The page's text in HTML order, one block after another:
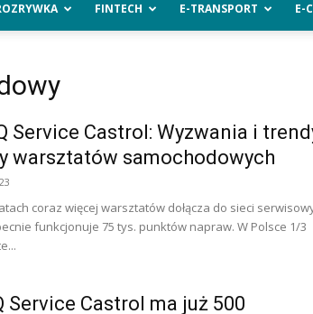
ISBtech.pl
FINTECH E-TRANSPORT E-
Service Castrol: Wyzwania i
warsztatów samochodowych
coraz więcej warsztatów dołącza do sieci
funkcjonuje 75 tys. punktów napraw. W Polsce 1/3
Service Castrol ma już 500